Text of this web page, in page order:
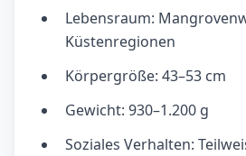
Lebensraum:
Küstenregionen
Körpergröße: 43–53 cm
Gewicht: 930–1.200 g
Soziales Verhalten: